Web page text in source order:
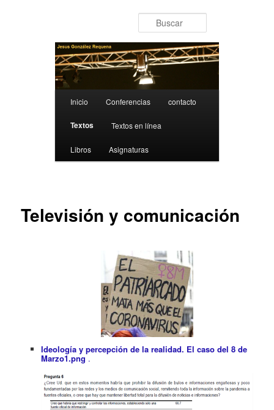
Buscar
Inicio Conferencias contacto
Textos Textos en línea
Libros Asignaturas
Televisión y comunicación
Ideología y percepción de la realidad. El caso del 8 de
Marzo1.png .